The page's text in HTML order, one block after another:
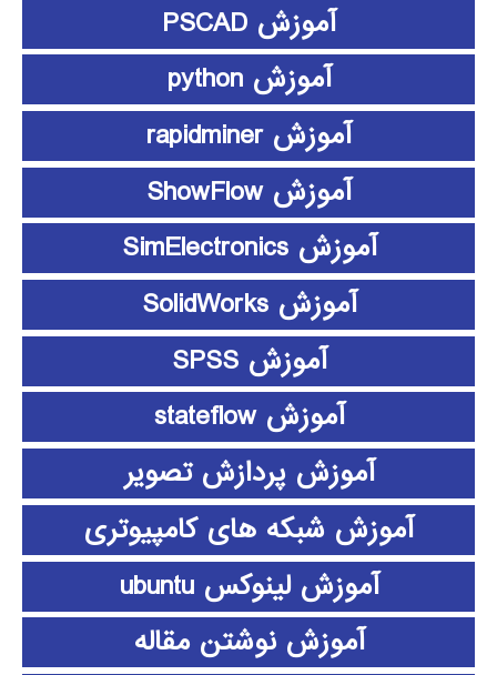
آموزش PSCAD
آموزش python
آموزش rapidminer
آموزش ShowFlow
آموزش SimElectronics
آموزش SolidWorks
آموزش SPSS
آموزش stateflow
آموزش پردازش تصویر
آموزش شبکه های کامپیوتری
آموزش لینوکس ubuntu
آموزش نوشتن مقاله